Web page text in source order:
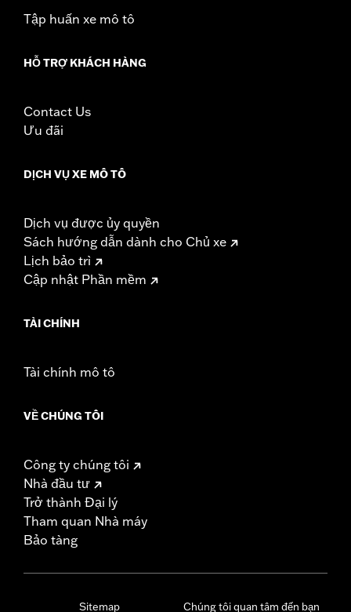
Tập huấn xe mô tô
HỖ TRỢ KHÁCH HÀNG
Contact Us
Ưu đãi
DỊCH VỤ XE MÔ TÔ
Dịch vụ được ủy quyền
Sách hướng dẫn dành cho Chủ xe
Lịch bảo trì
Cập nhật Phần mềm
TÀI CHÍNH
Tài chính mô tô
VỀ CHÚNG TÔI
Công ty chúng tôi
Nhà đầu tư
Trở thành Đại lý
Tham quan Nhà máy
Bảo tàng
Sitemap Chúng tôi quan tâm đến bạn